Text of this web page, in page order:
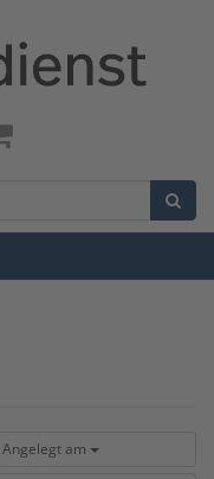
Angelegt am